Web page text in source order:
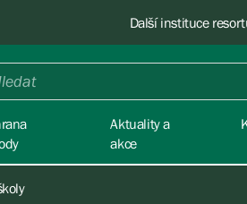
Další instituce
Aktuality a
akce